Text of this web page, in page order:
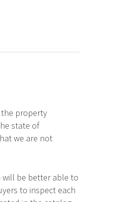
property
state of
we are not
will be better able to
to inspect each